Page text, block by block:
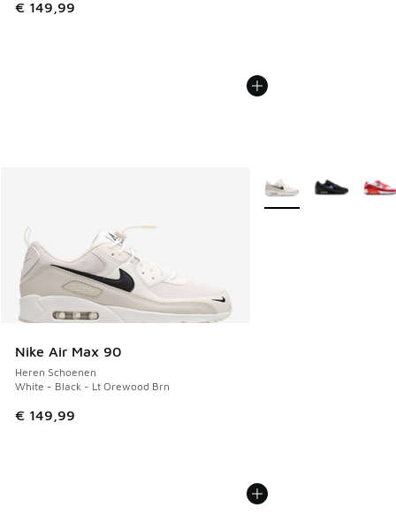
€ 149,99
Nike Air Max 90
Heren Schoenen
White - Black - Lt Orewood Brn
€ 149,99
Meer kleuren